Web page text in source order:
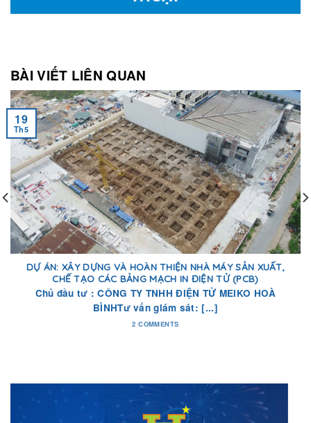
BÀI VIẾT LIÊN QUAN
DỰ ÁN: XÂY DỰNG VÀ HOÀN THIỆN NHÀ MÁY SẢN XUẤT,
CHẾ TẠO CÁC BẢNG MẠCH IN ĐIỆN TỬ (PCB)
Chủ đầu tư : CÔNG TY TNHH ĐIỆN TỬ MEIKO HOÀ
BÌNHTư vấn giám sát: [...]
2 COMMENTS
19
Th5